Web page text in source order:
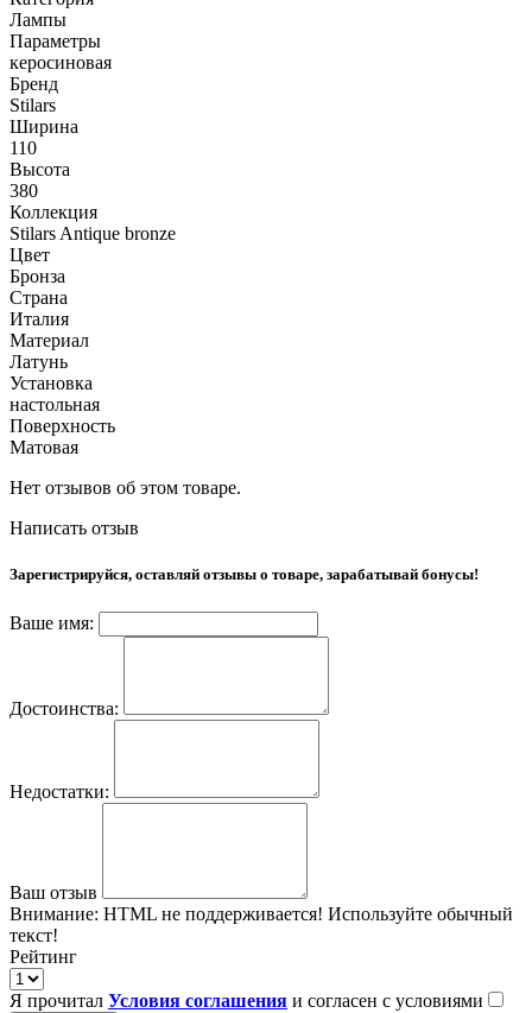
Лампы
Параметры
керосиновая
Бренд
Stilars
Ширина
110
Высота
380
Коллекция
Stilars Antique bronze
Цвет
Бронза
Страна
Италия
Материал
Латунь
Установка
настольная
Поверхность
Матовая
Нет отзывов об этом товаре.
Написать отзыв
Зарегистрируйся, оставляй отзывы о товаре, зарабатывай бонусы!
Ваше имя:
Достоинства:
Недостатки:
Ваш отзыв
Внимание: HTML не поддерживается! Используйте обычный
текст!
Рейтинг
Я прочитал Условия соглашения и согласен с условиями